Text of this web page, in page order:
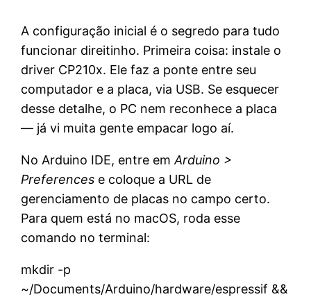
A configuração inicial é o segredo para tudo
funcionar direitinho. Primeira coisa: instale o
driver CP210x. Ele faz a ponte entre seu
computador e a placa, via USB. Se esquecer
desse detalhe, o PC nem reconhece a placa
— já vi muita gente empacar logo aí.
No Arduino IDE, entre emArduino >
Preferences e coloque a URL de
gerenciamento de placas no campo certo.
Para quem está no macOS, roda esse
comando no terminal:
mkdir -p
~/Documents/Arduino/hardware/espressif &&